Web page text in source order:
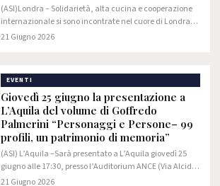
(ASI)Londra – Solidarietà, alta cucina e cooperazione
internazionale si sono incontrate nel cuore di Londra
per una serata straordinaria all’insegna della
21 Giugno 2026
EVENTI
Giovedì 25 giugno la presentazione a
L’Aquila del volume di Goffredo
Palmerini “Personaggi e Persone– 99
profili, un patrimonio di memoria”
(ASI) L’Aquila –Sarà presentato a L’Aquila giovedì 25
giugno alle 17:30, presso l’Auditorium ANCE (Via Alcide
De Gasperi, 60) il nuovo libro di Goffredo
21 Giugno 2026